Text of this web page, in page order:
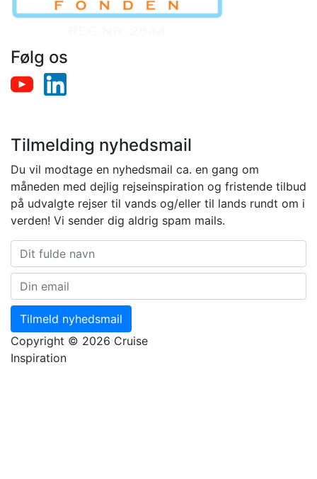
Følg os
Tilmelding nyhedsmail
Du vil modtage en nyhedsmail ca. en gang om
måneden med dejlig rejseinspiration og fristende tilbud
på udvalgte rejser til vands og/eller til lands rundt om i
verden! Vi sender dig aldrig spam mails.
Tilmeld nyhedsmail
Copyright © 2026 Cruise
Inspiration